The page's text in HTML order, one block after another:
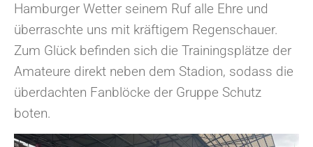
Hamburger Wetter seinem Ruf alle Ehre und
überraschte uns mit kräftigem Regenschauer.
Zum Glück befinden sich die Trainingsplätze der
Amateure direkt neben dem Stadion, sodass die
überdachten Fanblöcke der Gruppe Schutz
boten.